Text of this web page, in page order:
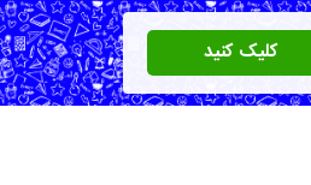
کلیک کنید